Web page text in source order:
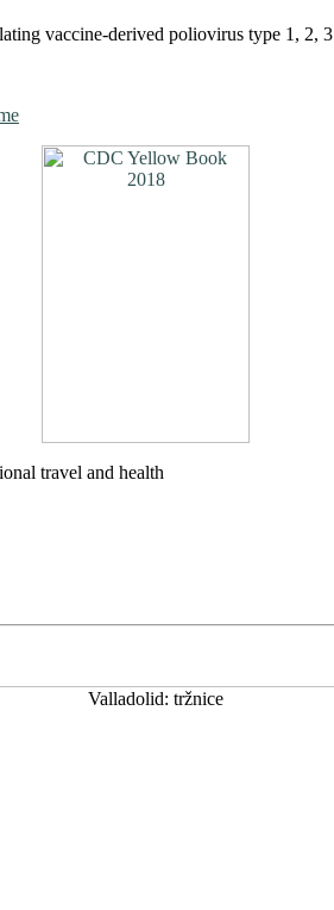
vaccine-derived poliovirus type 1, 2, 3
travel and health